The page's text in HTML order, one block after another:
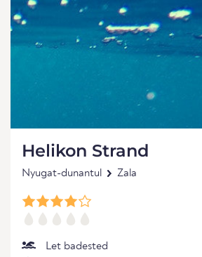
Helikon Strand
Nyugat-dunantul Zala
Let badested